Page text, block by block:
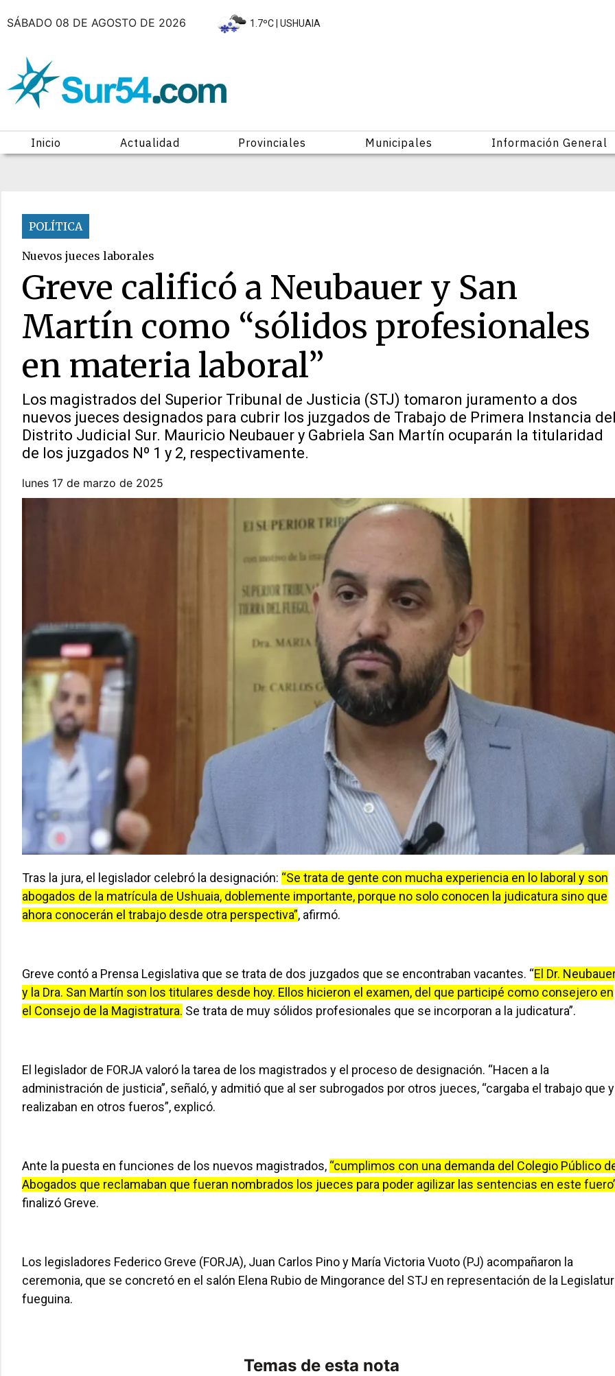
SÁBADO 08 DE AGOSTO DE 2026 1.7ºC | USHUAIA
Inicio Actualidad Provinciales Municipales Información General
POLÍTICA
Nuevos jueces laborales
Greve calificó a Neubauer y San
Martín como “sólidos profesionales
en materia laboral”
Los magistrados del Superior Tribunal de Justicia (STJ) tomaron juramento a dos
nuevos jueces designados para cubrir los juzgados de Trabajo de Primera Instancia
Distrito Judicial Sur. Mauricio Neubauer y Gabriela San Martín ocuparán la titularidad
de los juzgados Nº 1 y 2, respectivamente.
lunes 17 de marzo de 2025
Tras la jura, el legislador celebró la designación: “Se trata de gente con mucha experiencia en lo laboral y son
abogados de la matrícula de Ushuaia, doblemente importante, porque no solo conocen la judicatura sino que
ahora conocerán el trabajo desde otra perspectiva”, afirmó.
Greve contó a Prensa Legislativa que se trata de dos juzgados que se encontraban vacantes. “El Dr.
y la Dra. San Martín son los titulares desde hoy. Ellos hicieron el examen, del que participé como consejero en
el Consejo de la Magistratura. Se trata de muy sólidos profesionales que se incorporan a la judicatura”.
El legislador de FORJA valoró la tarea de los magistrados y el proceso de designación. “Hacen a la
administración de justicia”, señaló, y admitió que al ser subrogados por otros jueces, “cargaba el trabajo que
realizaban en otros fueros”, explicó.
Ante la puesta en funciones de los nuevos magistrados, “cumplimos con una demanda del Colegio Público
Abogados que reclamaban que fueran nombrados los jueces para poder agilizar las sentencias en este
finalizó Greve.
Los legisladores Federico Greve (FORJA), Juan Carlos Pino y María Victoria Vuoto (PJ) acompañaron la
ceremonia, que se concretó en el salón Elena Rubio de Mingorance del STJ en representación de la
fueguina.
Temas de esta nota